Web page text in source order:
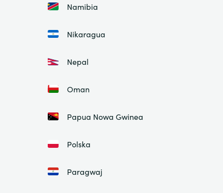
Namibia
Nikaragua
Nepal
Oman
Papua Nowa Gwinea
Polska
Paragwaj